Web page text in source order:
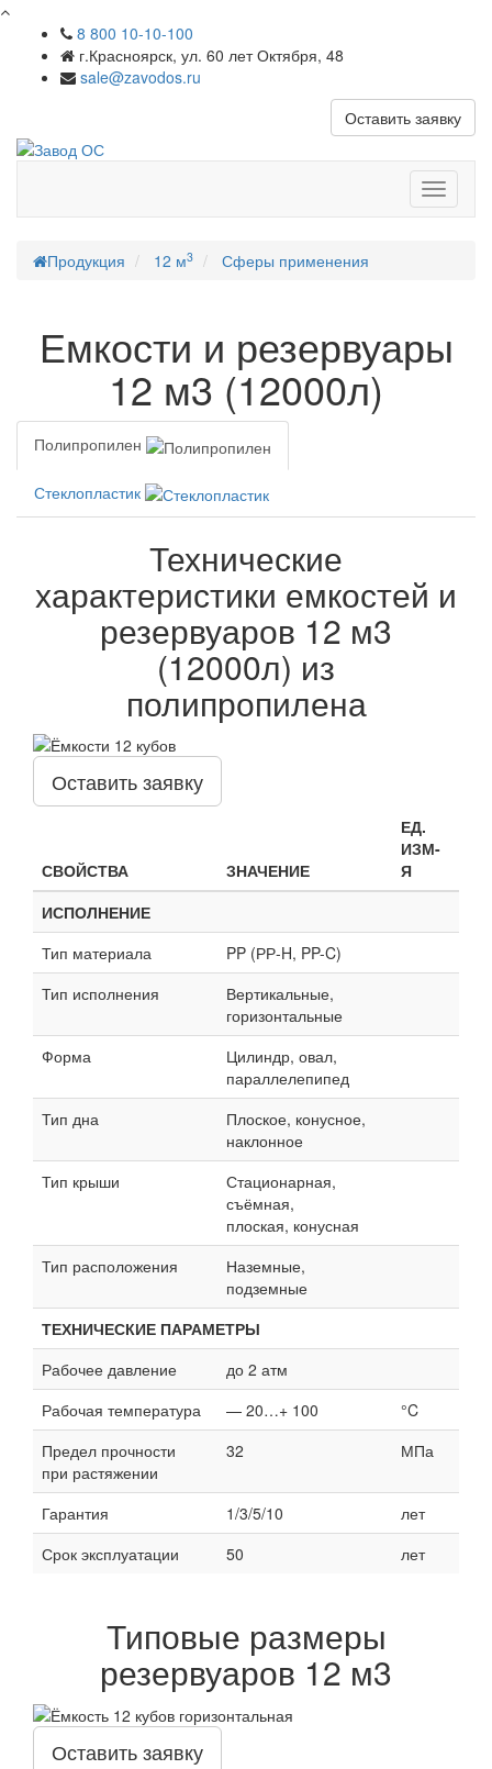
8 800 10-10-100
г.Красноярск, ул. 60 лет Октября, 48
sale@zavodos.ru
Оставить заявку
меню
Продукция 12 м3 Сферы применения
Емкости и резервуары
12 м3 (12000л)
Полипропилен
Стеклопластик
Технические
характеристики емкостей и
резервуаров 12 м3
(12000л) из
полипропилена
Оставить заявку
СВОЙСТВА ЗНАЧЕНИЕ
ЕД.
ИЗМ-
Я
ИСПОЛНЕНИЕ
Тип материала
PP (РР-H, PP-C)
Тип исполнения
Вертикальные,
горизонтальные
Форма
Цилиндр, овал,
параллелепипед
Тип дна
Плоское, конусное,
наклонное
Тип крыши
Стационарная,
съёмная,
плоская, конусная
Тип расположения
Наземные,
подземные
ТЕХНИЧЕСКИЕ ПАРАМЕТРЫ
Рабочее давление
до 2 атм
Рабочая температура
— 20…+ 100
°C
Предел прочности
при растяжении
32 МПа
Гарантия 1/3/5/10
лет
Срок эксплуатации
50 лет
Типовые размеры
резервуаров 12 м3
Оставить заявку